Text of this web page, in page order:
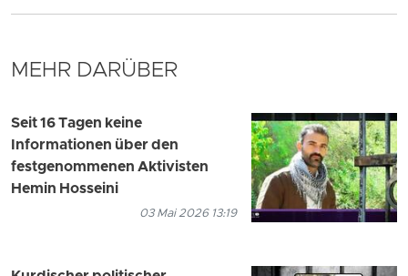
MEHR DARÜBER
Seit 16 Tagen keine
Informationen über den
festgenommenen Aktivisten
Hemin Hosseini
03 Mai 2026 13:19